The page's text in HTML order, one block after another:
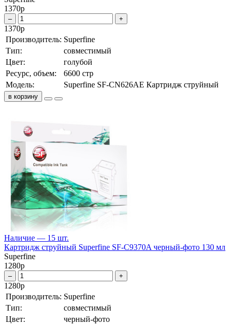
1370р
– +
1370р
Производитель: Superfine
Тип:
совместимый
Цвет:
голубой
Ресурс, объем:
6600 стр
Модель:
Superfine SF-CN626AE Картридж струйный
в корзину
Наличие — 15 шт.
Картридж струйный Superfine SF-C9370A черный-фото 130 мл
Superfine
1280р
– +
1280р
Производитель: Superfine
Тип:
совместимый
Цвет:
черный-фото